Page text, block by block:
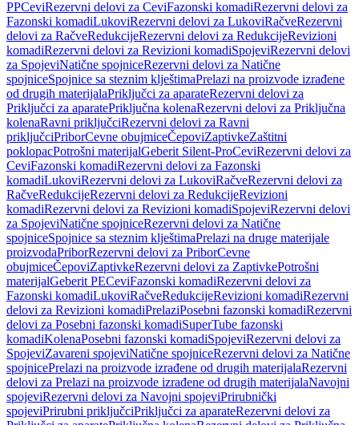
PPCeviRezervni delovi za CeviFazonski komadiRezervni delovi za
Fazonski komadiLukoviRezervni delovi za LukoviRačveRezervni
delovi za RačveRedukcijeRezervni delovi za RedukcijeRevizioni
komadiRezervni delovi za Revizioni komadiSpojeviRezervni delovi
za SpojeviNatične spojniceRezervni delovi za Natične
spojniceSpojnice sa steznim klještimaPrelazi na proizvode izrađene
od drugih materijalaPriključci za aparateRezervni delovi za
Priključci za aparatePriključna kolenaRezervni delovi za Priključna
kolenaRavni priključciRezervni delovi za Ravni
priključciPriborCevne obujmiceČepoviZaptivkeZaštitni
poklopacPotrošni materijalGeberit Silent-ProCeviRezervni delovi za
CeviFazonski komadiRezervni delovi za Fazonski
komadiLukoviRezervni delovi za LukoviRačveRezervni delovi za
RačveRedukcijeRezervni delovi za RedukcijeRevizioni
komadiRezervni delovi za Revizioni komadiSpojeviRezervni delovi
za SpojeviNatične spojniceRezervni delovi za Natične
spojniceSpojnice sa steznim klještimaPrelazi na druge materijale
proizvodaPriborRezervni delovi za PriborCevne
obujmiceČepoviZaptivkeRezervni delovi za ZaptivkePotrošni
materijalGeberit PECeviFazonski komadiRezervni delovi za
Fazonski komadiLukoviRačveRedukcijeRevizioni komadiRezervni
delovi za Revizioni komadiPrelaziPosebni fazonski komadiRezervni
delovi za Posebni fazonski komadiSuperTube fazonski
komadiKolenaPosebni fazonski komadiSpojeviRezervni delovi za
SpojeviZavareni spojeviNatične spojniceRezervni delovi za Natične
spojnicePrelazi na proizvode izrađene od drugih materijalaRezervni
delovi za Prelazi na proizvode izrađene od drugih materijalaNavojni
spojeviRezervni delovi za Navojni spojeviPrirubnički
spojeviPrirubni priključciPriključci za aparateRezervni delovi za